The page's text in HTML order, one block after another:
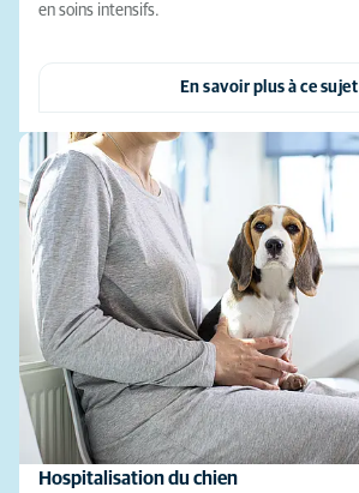
en soins intensifs.
En savoir plus à ce sujet
Hospitalisation du chien